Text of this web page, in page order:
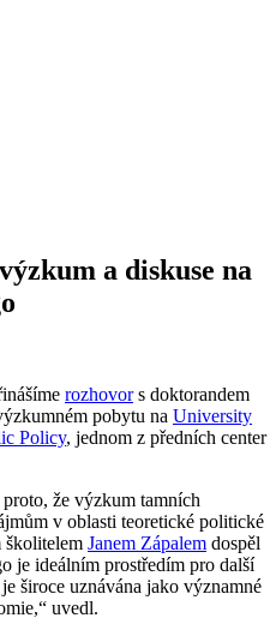
a diskuse na
rozhovors doktorandem
pobytu na University
Policy, jednom z předních center
že výzkum tamních
v oblasti teoretické politické
školitelem Janem Zápalem dospěl
je ideálním prostředím pro další
široce uznávána jako významné
uvedl.